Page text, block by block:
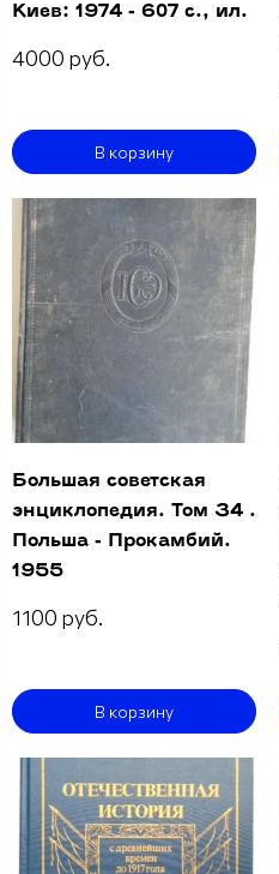
Киев: 1974 - 607 с., ил.
4000 руб.
В корзину
Большая советская
энциклопедия. Том 34 .
Польша - Прокамбий.
1955
1100 руб.
В корзину